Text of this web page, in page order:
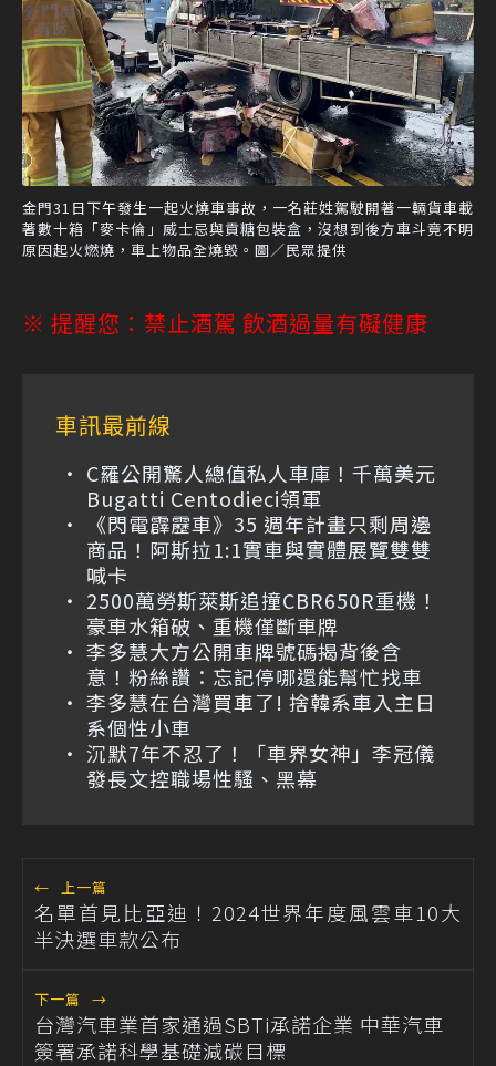
金門31日下午發生一起火燒車事故，一名莊姓駕駛開著一輛貨車載
著數十箱「麥卡倫」威士忌與貢糖包裝盒，沒想到後方車斗竟不明
原因起火燃燒，車上物品全燒毀。圖／民眾提供
※ 提醒您：禁止酒駕 飲酒過量有礙健康
車訊最前線
C羅公開驚人總值私人車庫！千萬美元
Bugatti Centodieci領軍
《閃電霹靂車》35 週年計畫只剩周邊
商品！阿斯拉1:1實車與實體展覽雙雙
喊卡
2500萬勞斯萊斯追撞CBR650R重機！
豪車水箱破、重機僅斷車牌
李多慧大方公開車牌號碼揭背後含
意！粉絲讚：忘記停哪還能幫忙找車
李多慧在台灣買車了! 捨韓系車入主日
系個性小車
沉默7年不忍了！「車界女神」李冠儀
發長文控職場性騷、黑幕
← 上一篇
名單首見比亞迪！2024世界年度風雲車10大
半決選車款公布
下一篇 →
台灣汽車業首家通過SBTi承諾企業 中華汽車
簽署承諾科學基礎減碳目標